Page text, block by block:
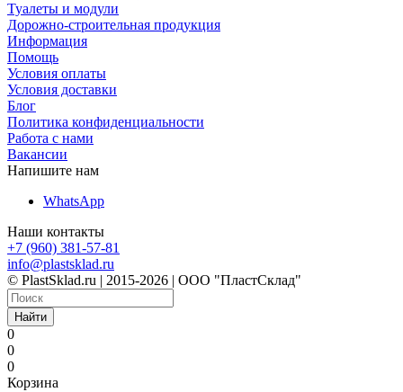
Туалеты и модули
Дорожно-строительная продукция
Информация
Помощь
Условия оплаты
Условия доставки
Блог
Политика конфиденциальности
Работа с нами
Вакансии
Напишите нам
WhatsApp
Наши контакты
+7 (960) 381-57-81
info@plastsklad.ru
© PlastSklad.ru | 2015-2026 | ООО "ПластСклад"
Найти
0
0
0
Корзина